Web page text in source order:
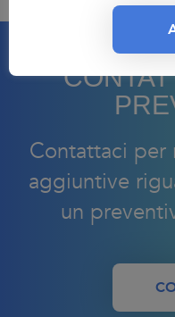
Contattaci per
aggiuntive
un